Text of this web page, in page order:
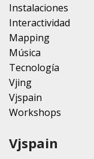
Instalaciones
Interactividad
Mapping
Música
Tecnología
Vjing
Vjspain
Workshops
Vjspain